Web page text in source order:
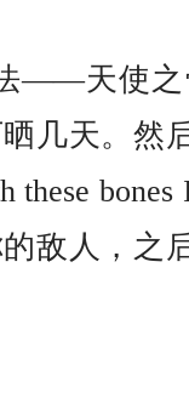
几天。然
bones
敌人，之